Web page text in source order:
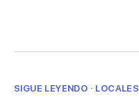
SIGUE LEYENDO · LOCALES